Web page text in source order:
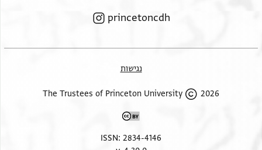
princetoncdh
נגישות
2026 The Trustees of Princeton University
ISSN: 2834-4146